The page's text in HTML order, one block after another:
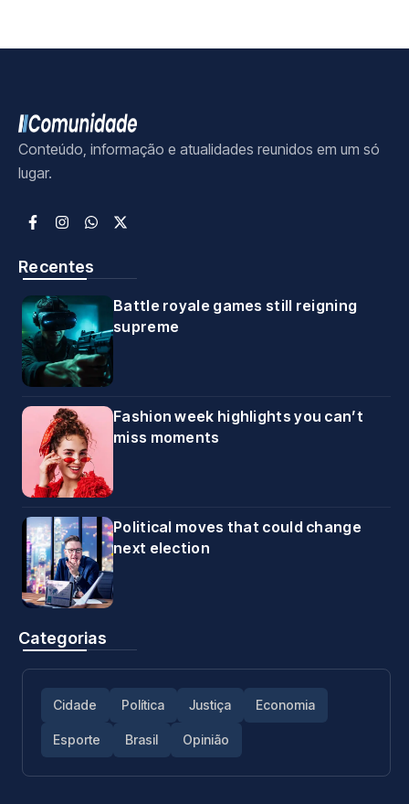
Conteúdo, informação e atualidades reunidos em um só
lugar.
Recentes
Battle royale games still reigning
supreme
Fashion week highlights you can’t
miss moments
Political moves that could change
next election
Categorias
Cidade Política Justiça Economia
Esporte Brasil Opinião